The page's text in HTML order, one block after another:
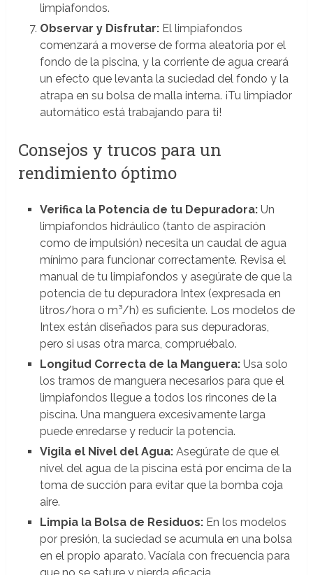
limpiafondos.
Observar y Disfrutar:El limpiafondos
comenzará a moverse de forma aleatoria por el
fondo de la piscina, y la corriente de agua creará
un efecto que levanta la suciedad del fondo y la
atrapa en su bolsa de malla interna. ¡Tu limpiador
automático está trabajando para ti!
Consejos y trucos para un
rendimiento óptimo
Verifica la Potencia de tu Depuradora:Un
limpiafondos hidráulico (tanto de aspiración
como de impulsión) necesita un caudal de agua
mínimo para funcionar correctamente. Revisa el
manual de tu limpiafondos y asegúrate de que la
potencia de tu depuradora Intex (expresada en
litros/hora o m³/h) es suficiente. Los modelos de
Intex están diseñados para sus depuradoras,
pero si usas otra marca, compruébalo.
Longitud Correcta de la Manguera:Usa solo
los tramos de manguera necesarios para que el
limpiafondos llegue a todos los rincones de la
piscina. Una manguera excesivamente larga
puede enredarse y reducir la potencia.
Vigila el Nivel del Agua:Asegúrate de que el
nivel del agua de la piscina está por encima de la
toma de succión para evitar que la bomba coja
aire.
Limpia la Bolsa de Residuos:En los modelos
por presión, la suciedad se acumula en una bolsa
en el propio aparato. Vacíala con frecuencia para